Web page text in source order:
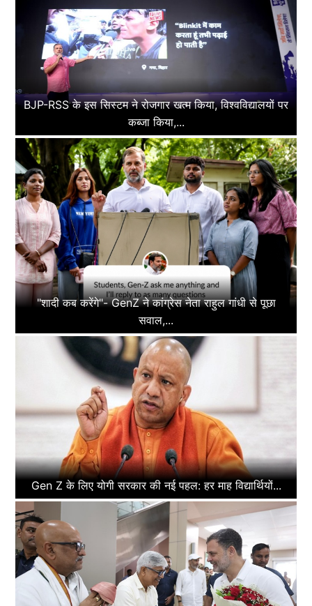
BJP-RSS के इस सिस्टम ने रोजगार खत्म किया, विश्वविद्यालयों पर
कब्जा किया,...
"शादी कब करेंगे"- GenZ ने कांग्रेस नेता राहुल गांधी से पूछा
सवाल,...
Gen Z के लिए योगी सरकार की नई पहल: हर माह विद्यार्थियों...